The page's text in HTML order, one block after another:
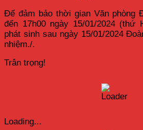
Để đảm bảo thời gian Văn phòng
đến 17h00 ngày 15/01/2024 (thứ
phát sinh sau ngày 15/01/2024
nhiệm./.
Trân trọng!
Loading...